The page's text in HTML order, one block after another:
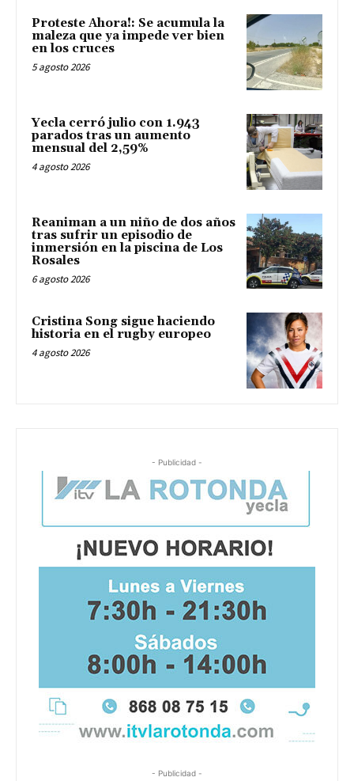
Proteste Ahora!: Se acumula la
maleza que ya impede ver bien
en los cruces
5 agosto 2026
Yecla cerró julio con 1.943
parados tras un aumento
mensual del 2,59%
4 agosto 2026
Reaniman a un niño de dos años
tras sufrir un episodio de
inmersión en la piscina de Los
Rosales
6 agosto 2026
Cristina Song sigue haciendo
historia en el rugby europeo
4 agosto 2026
- Publicidad -
- Publicidad -